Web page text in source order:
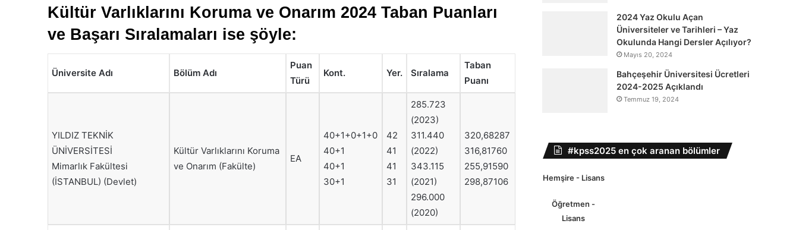
Kültür Varlıklarını Koruma ve Onarım 2024 Taban Puanları
ve Başarı Sıralamaları ise şöyle:
Üniversite Adı Bölüm Adı
Puan
Türü
Kont. Yer. Sıralama
Taban
Puanı
YILDIZ TEKNİK
ÜNİVERSİTESİ
Mimarlık Fakültesi
(İSTANBUL) (Devlet)
Kültür Varlıklarını Koruma
ve Onarım (Fakülte)
EA
40+1+0+1+0
40+1
40+1
30+1
42
41
41
31
285.723
(2023)
311.440
(2022)
343.115
(2021)
296.000
(2020)
320,68287
316,81760
255,91590
298,87106
2024 Yaz Okulu Açan
Üniversiteler ve Tarihleri – Yaz
Okulunda Hangi Dersler Açılıyor?
Mayıs 20, 2024
Bahçeşehir Üniversitesi Ücretleri
2024-2025 Açıklandı
Temmuz 19, 2024
#kpss2025 en çok aranan bölümler
Hemşire - Lisans
Öğretmen -
Lisans